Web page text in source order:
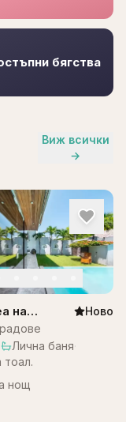
бягства
Виж всички
→
на
Бали
Ново
Лична баня·
тоал.
нощ